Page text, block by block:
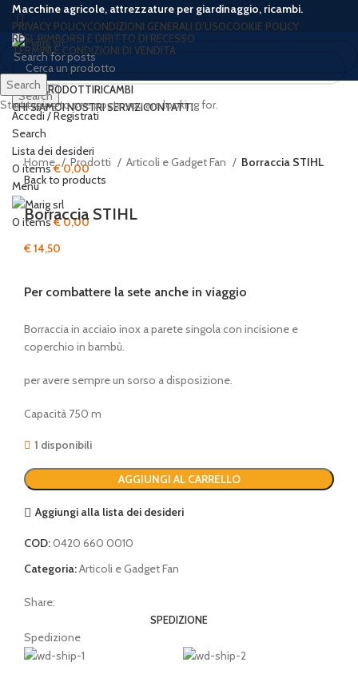
Macchine agricole, attrezzature per giardinaggio, ricambi.
PRIVACY POLICYCONDIZIONI GENERALI D’USOCOOKIE POLICY
RESI, RIMBORSI E DIRITTO DI RECESSO
TERMINI E CONDIZIONI DI VENDITA
Search
Accedi / Registrati
Search
Lista dei desideri
0 items€0,00
Menu
0 items€0,00
HOME PRODOTTIRICAMBI
CHI SIAMOI NOSTRI SERVIZICONTATTI
Click to enlarge
Home
Prodotti Articoli e Gadget Fan
Borraccia STIHL
Back to products
Borraccia STIHL
€14,50
Per combattere la sete anche in viaggio
Borraccia in acciaio inox a parete singola con incisione e
coperchio in bambù.
per avere sempre un sorso a disposizione.
Capacità 750 m
1 disponibili
AGGIUNGI AL CARRELLO
Aggiungi alla lista dei desideri
COD:0420 660 0010
Categoria:Articoli e Gadget Fan
Share:
SPEDIZIONE
Spedizione
Search
Start typing to see posts you are looking for.